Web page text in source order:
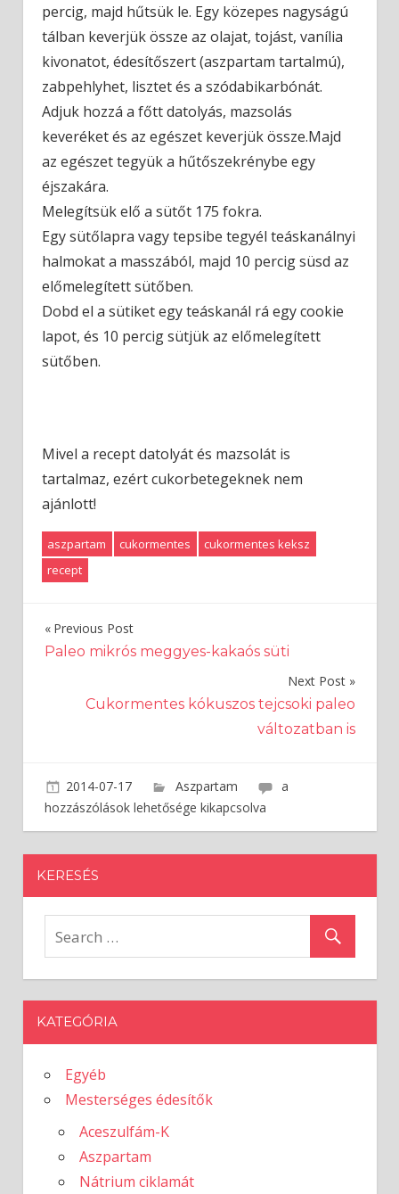
percig, majd hűtsük le. Egy közepes nagyságú
tálban keverjük össze az olajat, tojást, vanília
kivonatot, édesítőszert (aszpartam tartalmú),
zabpehlyhet, lisztet és a szódabikarbónát.
Adjuk hozzá a főtt datolyás, mazsolás
keveréket és az egészet keverjük össze.Majd
az egészet tegyük a hűtőszekrénybe egy
éjszakára.
Melegítsük elő a sütőt 175 fokra.
Egy sütőlapra vagy tepsibe tegyél teáskanálnyi
halmokat a masszából, majd 10 percig süsd az
előmelegített sütőben.
Dobd el a sütiket egy teáskanál rá egy cookie
lapot, és 10 percig sütjük az előmelegített
sütőben.
Mivel a recept datolyát és mazsolát is
tartalmaz, ezért cukorbetegeknek nem
ajánlott!
aszpartam cukormentes
cukormentes keksz
recept
Bejegyzés
Previous Post
Paleo mikrós meggyes-kakaós süti
Next Post
Cukormentes kókuszos tejcsoki paleo
változatban is
2014-07-17 admin
Aszpartam
Cukormentes
bejegyzéshez
a
hozzászólások lehetősége kikapcsolva
KERESÉS
KATEGÓRIA
Egyéb
Mesterséges édesítők
Aceszulfám-K
Aszpartam
Nátrium ciklamát